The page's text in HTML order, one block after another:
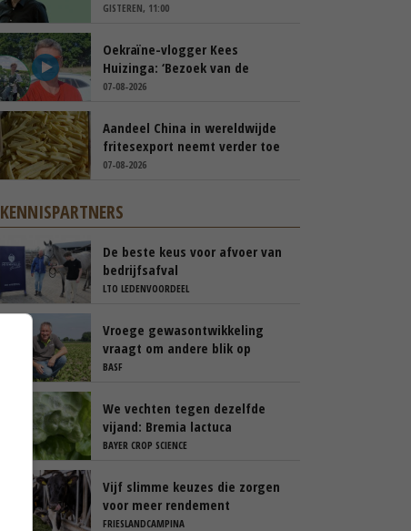
GISTEREN, 11:00
Oekraïne-vlogger Kees
Huizinga: ‘Bezoek van de
ambassade mag zelf groente
07-08-2026
Aandeel China in wereldwijde
fritesexport neemt verder toe
07-08-2026
KENNISPARTNERS
De beste keus voor afvoer van
bedrijfsafval
LTO LEDENVOORDEEL
Vroege gewasontwikkeling
vraagt om andere blik op
cercospora
BASF
We vechten tegen dezelfde
vijand: Bremia lactuca
BAYER CROP SCIENCE
Vijf slimme keuzes die zorgen
voor meer rendement
FRIESLANDCAMPINA